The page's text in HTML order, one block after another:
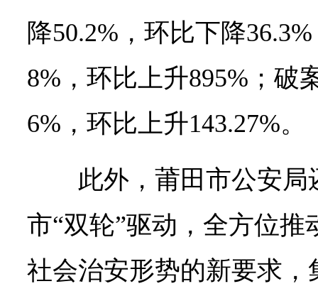
降50.2%，环比下降
8%，环比上升895%；破
6%，环比上升143.27%。
此外，莆田市公安
市“双轮”驱动，全方位
社会治安形势的新要求